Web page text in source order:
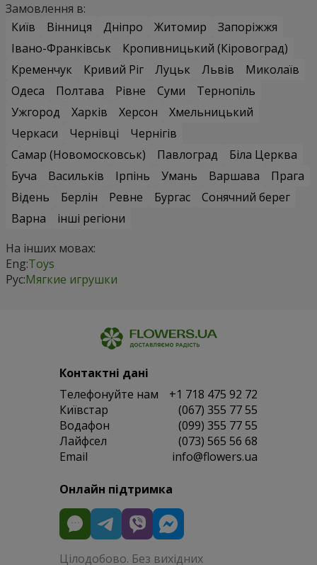
Замовлення в:
Київ
Вінниця Дніпро Житомир
Запоріжжя
Івано-Франківськ
Кропивницький (Кіровоград)
Кременчук
Кривий Ріг Луцьк Львів
Миколаїв
Одеса
Полтава Рівне Суми
Тернопіль
Ужгород
Харків Херсон
Хмельницький
Черкаси
Чернівці
Чернігів
Самар (Новомосковськ)
Павлоград
Біла Церква
Буча
Васильків Ірпінь Умань Варшава
Прага
Відень
Берлін Ревне Бургас
Сонячний берег
Варна
інші регіони
На інших мовах:
Eng:Toys
Рус:Мягкие игрушки
Контактні дані
Телефонуйте нам
+1 718 475 92 72
Київстар
(067) 355 77 55
Водафон
(099) 355 77 55
Лайфсел
(073) 565 56 68
Email
info@flowers.ua
Онлайн підтримка
Цілодобово. Без вихідних